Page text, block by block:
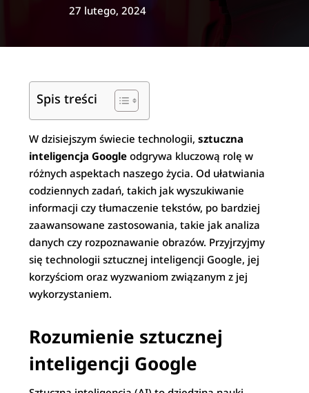
27 lutego, 2024
Spis treści
W dzisiejszym świecie technologii,sztuczna
inteligencja Google odgrywa kluczową rolę w
różnych aspektach naszego życia. Od ułatwiania
codziennych zadań, takich jak wyszukiwanie
informacji czy tłumaczenie tekstów, po bardziej
zaawansowane zastosowania, takie jak analiza
danych czy rozpoznawanie obrazów. Przyjrzyjmy
się technologii sztucznej inteligencji Google, jej
korzyściom oraz wyzwaniom związanym z jej
wykorzystaniem.
Rozumienie sztucznej
inteligencji Google